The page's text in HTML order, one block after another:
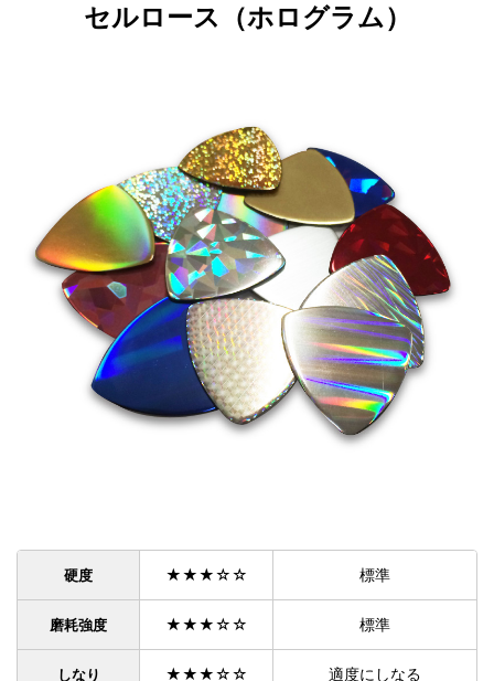
セルロース（ホログラム）
硬度 ★★★☆☆ 標準
磨耗強度 ★★★☆☆ 標準
しなり ★★★☆☆ 適度にしなる